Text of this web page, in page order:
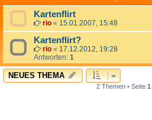
Kartenflirt
rio « 15.01.2007, 15:48
Kartenflirt?
rio « 17.12.2012, 19:28
Antworten: 1
NEUES THEMA
2 Themen • Seite 1